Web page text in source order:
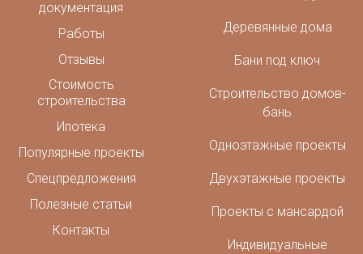
Деревянные дома
Бани под ключ
Строительство домов-
бань
Одноэтажные проекты
Двухэтажные проекты
Проекты с мансардой
Индивидуальные
документация
Работы
Отзывы
Стоимость
строительства
Ипотека
Популярные проекты
Спецпредложения
Полезные статьи
Контакты